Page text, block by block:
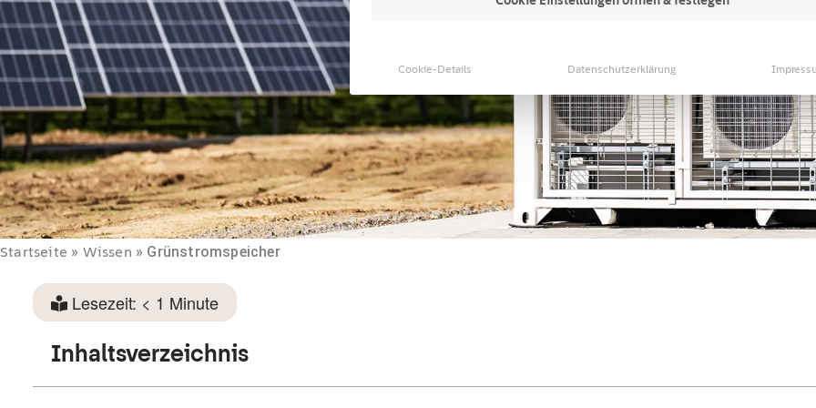
Startseite » Wissen » Grünstromspeicher
Lesezeit: < 1 Minute
Inhaltsverzeichnis
Cookie-Details Datenschutzerklärung